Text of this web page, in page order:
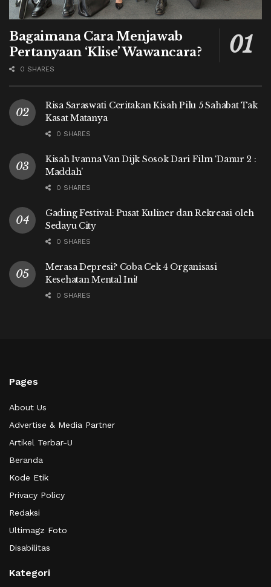
Bagaimana Cara Menjawab
Pertanyaan ‘Klise’ Wawancara?
0 SHARES
Risa Saraswati Ceritakan Kisah Pilu 5 Sahabat Tak
Kasat Matanya
0 SHARES
Kisah Ivanna Van Dijk Sosok Dari Film ‘Danur 2 :
Maddah’
0 SHARES
Gading Festival: Pusat Kuliner dan Rekreasi oleh
Sedayu City
0 SHARES
Merasa Depresi? Coba Cek 4 Organisasi
Kesehatan Mental Ini!
0 SHARES
Pages
About Us
Advertise & Media Partner
Artikel Terbar-U
Beranda
Kode Etik
Privacy Policy
Redaksi
Ultimagz Foto
Disabilitas
Kategori